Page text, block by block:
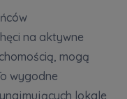
na aktywne
mogą
wygodne
lokale